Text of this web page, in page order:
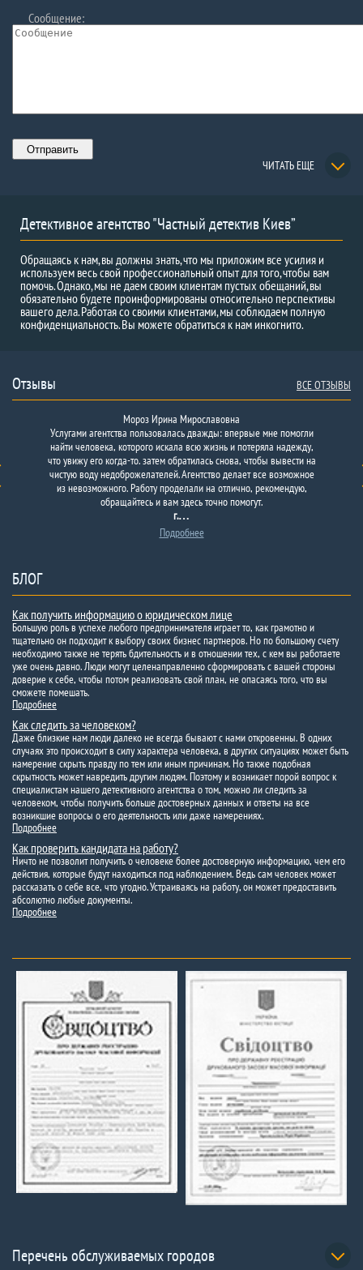
Сообщение:
ЧИТАТЬ ЕЩЕ
Детективное агентство "Частный детектив Киев”
Обращаясь к нам, вы должны знать, что мы приложим все усилия и
используем весь свой профессиональный опыт для того, чтобы вам
помочь. Однако, мы не даем своим клиентам пустых обещаний, вы
обязательно будете проинформированы относительно перспективы
вашего дела. Работая со своими клиентами, мы соблюдаем полную
конфиденциальность. Вы можете обратиться к нам инкогнито.
Отзывы ВСЕ ОТЗЫВЫ
Мороз Ирина Мирославовна
Услугами агентства пользовалась дважды: впервые мне помогли
найти человека, которого искала всю жизнь и потеряла надежду,
что увижу его когда-то. затем обратилась снова, чтобы вывести на
чистую воду недоброжелателей. Агентство делает все возможное
из невозможного. Работу проделали на отлично, рекомендую,
обращайтесь и вам здесь точно помогут.
г.…
Подробнее
БЛОГ
Как получить информацию о юридическом лице
Большую роль в успехе любого предпринимателя играет то, как грамотно и
тщательно он подходит к выбору своих бизнес партнеров. Но по большому счету
необходимо также не терять бдительность и в отношении тех, с кем вы работаете
уже очень давно. Люди могут целенаправленно сформировать с вашей стороны
доверие к себе, чтобы потом реализовать свой план, не опасаясь того, что вы
сможете помешать.
Подробнее
Как следить за человеком?
Даже близкие нам люди далеко не всегда бывают с нами откровенны. В одних
случаях это происходит в силу характера человека, в других ситуациях может быть
намерение скрыть правду по тем или иным причинам. Но также подобная
скрытность может навредить другим людям. Поэтому и возникает порой вопрос к
специалистам нашего детективного агентства о том, можно ли следить за
человеком, чтобы получить больше достоверных данных и ответы на все
возникшие вопросы о его деятельность или даже намерениях.
Подробнее
Как проверить кандидата на работу?
Ничто не позволит получить о человеке более достоверную информацию, чем его
действия, которые будут находиться под наблюдением. Ведь сам человек может
рассказать о себе все, что угодно. Устраиваясь на работу, он может предоставить
абсолютно любые документы.
Подробнее
Перечень обслуживаемых городов